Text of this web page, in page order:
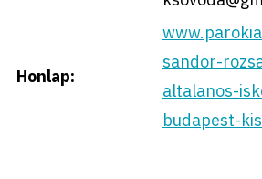
Honlap:
sandor-
altalanos-
budapest-